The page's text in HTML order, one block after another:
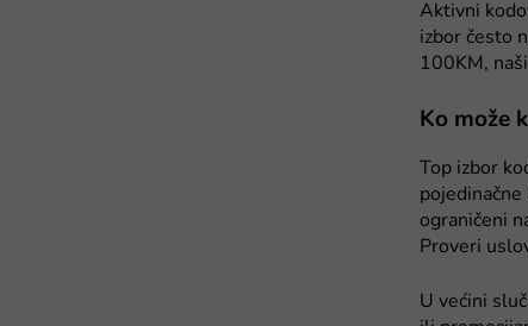
Aktivni
izbor često
100KM,
Ko može
Top izbor
ograničeni
Proveri
U većini